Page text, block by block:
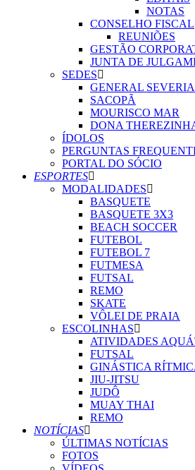
NOTAS
CONSELHO FISCAL
REUNIÕES
GESTÃO
JUNTA DE
SEDES
GENERAL
SACOPÃ
MOURISCO MAR
DONA
ÍDOLOS
PERGUNTAS
PORTAL DO SÓCIO
ESPORTES
MODALIDADES
BASQUETE
BASQUETE 3X3
BEACH SOCCER
FUTEBOL
FUTEBOL 7
FUTMESA
FUTSAL
REMO
SKATE
VÔLEI DE PRAIA
ESCOLINHAS
ATIVIDADES
FUTSAL
GINÁSTICA
JIU-JITSU
JUDÔ
MUAY THAI
REMO
NOTÍCIAS
ÚLTIMAS NOTÍCIAS
FOTOS